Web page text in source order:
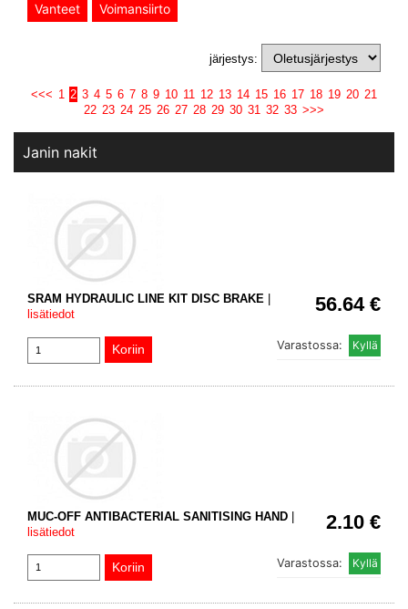
Vanteet
Voimansiirto
järjestys:
<<< 1 2 3 4 5 6 7 8 9 10 11 12 13 14 15 16 17 18 19 20 21
22 23 24 25 26 27 28 29 30 31 32 33 >>>
Janin nakit
56.64 €
SRAM HYDRAULIC LINE KIT DISC BRAKE
lisätiedot
Varastossa:
2.10 €
MUC-OFF ANTIBACTERIAL SANITISING HAND |
lisätiedot
Varastossa: